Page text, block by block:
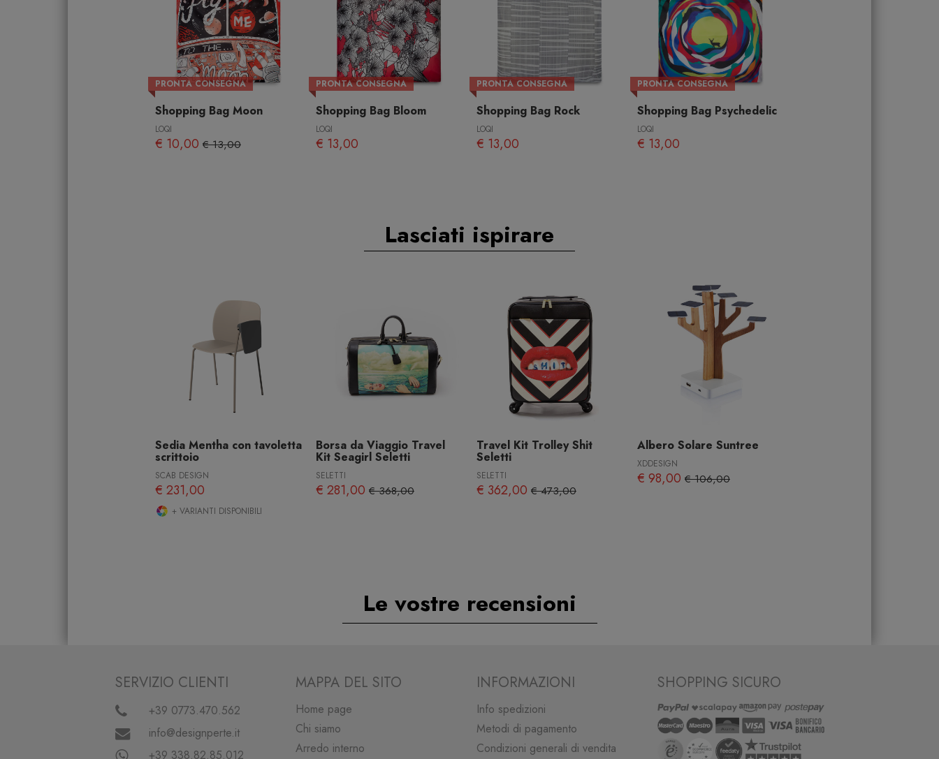
PRONTA CONSEGNA
Shopping Bag Moon
LOQI
€ 10,00 € 13,00
PRONTA CONSEGNA
Shopping Bag Bloom
LOQI
€ 13,00
PRONTA CONSEGNA
Shopping Bag Rock
LOQI
€ 13,00
PRONTA CONSEGNA
Shopping Bag Psychedelic
LOQI
€ 13,00
Lasciati ispirare
Sedia Mentha con tavoletta
scrittoio
SCAB DESIGN
€ 231,00
+ VARIANTI DISPONIBILI
Borsa da Viaggio Travel
Kit Seagirl Seletti
SELETTI
€ 281,00 € 368,00
Travel Kit Trolley Shit
Seletti
SELETTI
€ 362,00 € 473,00
Albero Solare Suntree
XDDESIGN
€ 98,00 € 106,00
Le vostre recensioni
SERVIZIO CLIENTI
+39 0773.470.562
info@designperte.it
+39 338.82.85.012
MAPPA DEL SITO
Home page
Chi siamo
Arredo interno
INFORMAZIONI
Info spedizioni
Metodi di pagamento
Condizioni generali di vendita
SHOPPING SICURO